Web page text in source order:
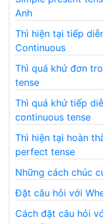
Anh
Thì hiện tại tiếp
Continuous
Thì quá khứ đơn
tense
Thì quá khứ tiếp
continuous tense
Thì hiện tại hoàn
perfect tense
Những cách chúc
Đặt câu hỏi với
Cách đặt câu hỏi